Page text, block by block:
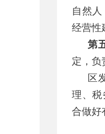
自然
经营性
第
定，负
区
理、税
合做好